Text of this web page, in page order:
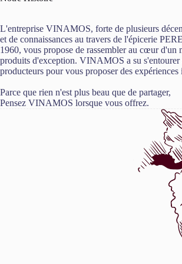
L'entreprise VINAMOS, forte de plusieurs
et de connaissances au travers de l'épicerie
1960, vous propose de rassembler au cœur d'un
produits d'exception. VINAMOS a su s'entourer
producteurs pour vous proposer des expériences
Parce que rien n'est plus beau que de partager,
Pensez VINAMOS lorsque vous offrez.